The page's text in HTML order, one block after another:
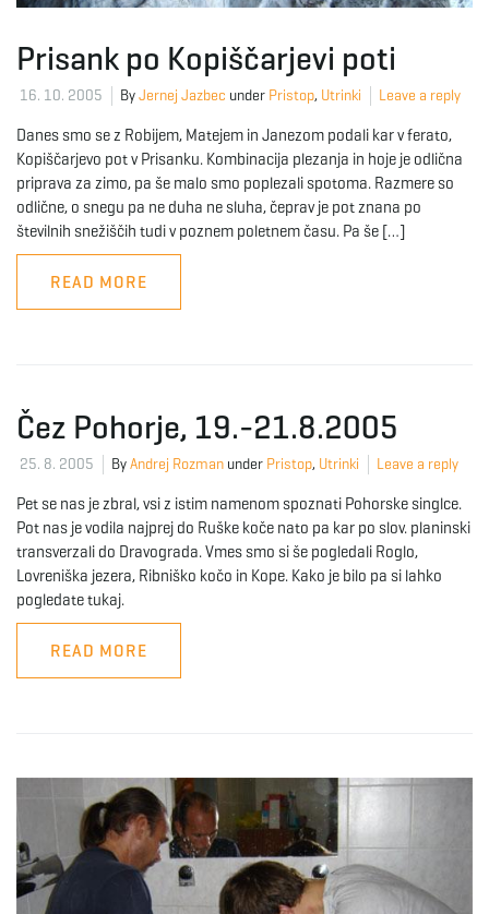
Prisank po Kopiščarjevi poti
16. 10. 2005 ByJernej Jazbec under Pristop, Utrinki Leave a reply
Danes smo se z Robijem, Matejem in Janezom podali kar v ferato,
Kopiščarjevo pot v Prisanku. Kombinacija plezanja in hoje je odlična
priprava za zimo, pa še malo smo poplezali spotoma. Razmere so
odlične, o snegu pa ne duha ne sluha, čeprav je pot znana po
številnih snežiščih tudi v poznem poletnem času. Pa še […]
READ MORE
Čez Pohorje, 19.-21.8.2005
25. 8. 2005 ByAndrej Rozman under Pristop, Utrinki Leave a reply
Pet se nas je zbral, vsi z istim namenom spoznati Pohorske singlce.
Pot nas je vodila najprej do Ruške koče nato pa kar po slov. planinski
transverzali do Dravograda. Vmes smo si še pogledali Roglo,
Lovreniška jezera, Ribniško kočo in Kope. Kako je bilo pa si lahko
pogledate tukaj.
READ MORE